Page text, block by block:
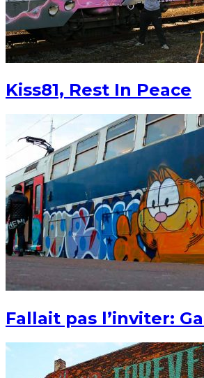
Kiss81, Rest In Peace
Fallait pas l’inviter: